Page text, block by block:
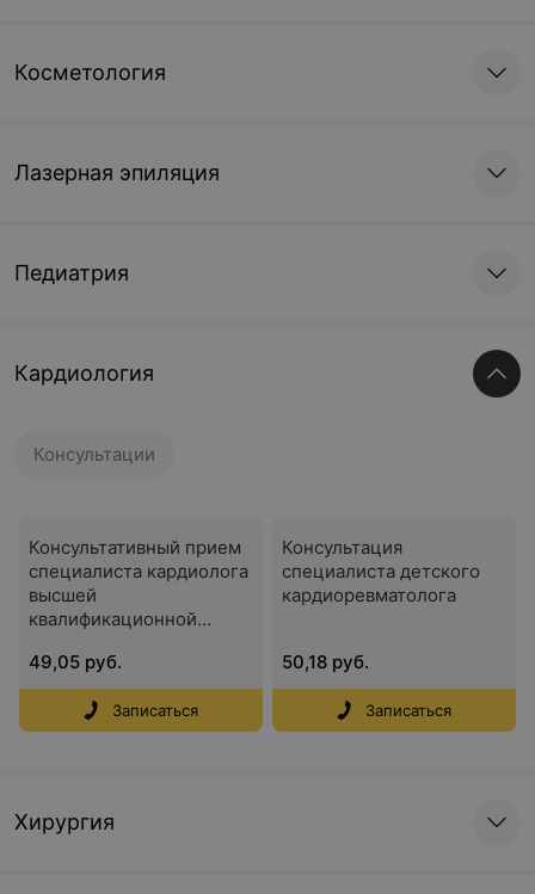
Косметология
Лазерная эпиляция
Педиатрия
Кардиология
Консультации
Консультативный прием
специалиста кардиолога
высшей
квалификационной
49,05 руб.
Записаться
Консультация
специалиста детского
кардиоревматолога
50,18 руб.
Записаться
Хирургия